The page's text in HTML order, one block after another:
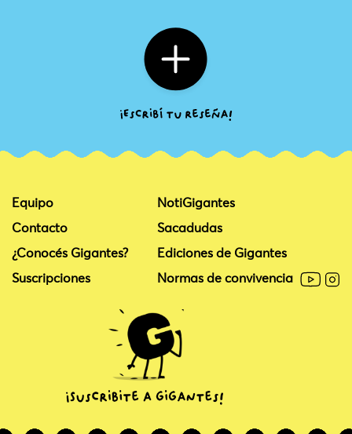
Equipo
Contacto
¿Conocés Gigantes?
Suscripciones
NotiGigantes
Sacadudas
Ediciones de Gigantes
Normas de convivencia